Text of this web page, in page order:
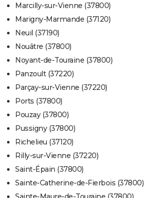
Marcilly-sur-Vienne (37800)
Marigny-Marmande (37120)
Neuil (37190)
Nouâtre (37800)
Noyant-de-Touraine (37800)
Panzoult (37220)
Parçay-sur-Vienne (37220)
Ports (37800)
Pouzay (37800)
Pussigny (37800)
Richelieu (37120)
Rilly-sur-Vienne (37220)
Saint-Épain (37800)
Sainte-Catherine-de-Fierbois (37800)